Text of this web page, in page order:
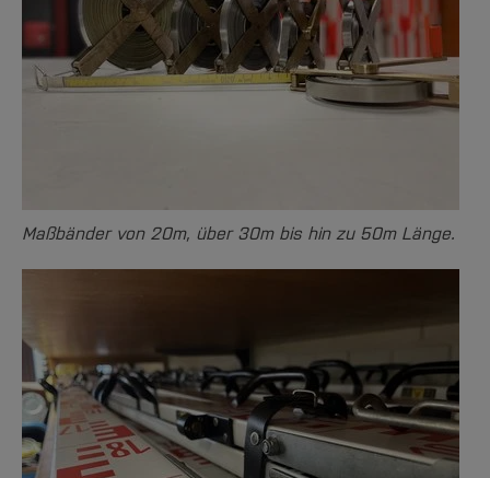
[Inhalt zuklappen]
Maßbänder von 20m, über 30m bis hin zu 50m Länge.